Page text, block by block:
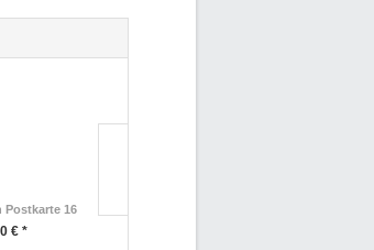
Postkarte 16
€ *